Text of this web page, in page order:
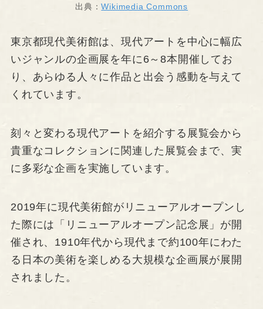
出典：Wikimedia Commons
東京都現代美術館は、現代アートを中心に幅広
いジャンルの企画展を年に6～8本開催してお
り、あらゆる人々に作品と出会う感動を与えて
くれています。
刻々と変わる現代アートを紹介する展覧会から
貴重なコレクションに関連した展覧会まで、実
に多彩な企画を実施しています。
2019年に現代美術館がリニューアルオープンし
た際には「リニューアルオープン記念展」が開
催され、1910年代から現代まで約100年にわた
る日本の美術を楽しめる大規模な企画展が展開
されました。